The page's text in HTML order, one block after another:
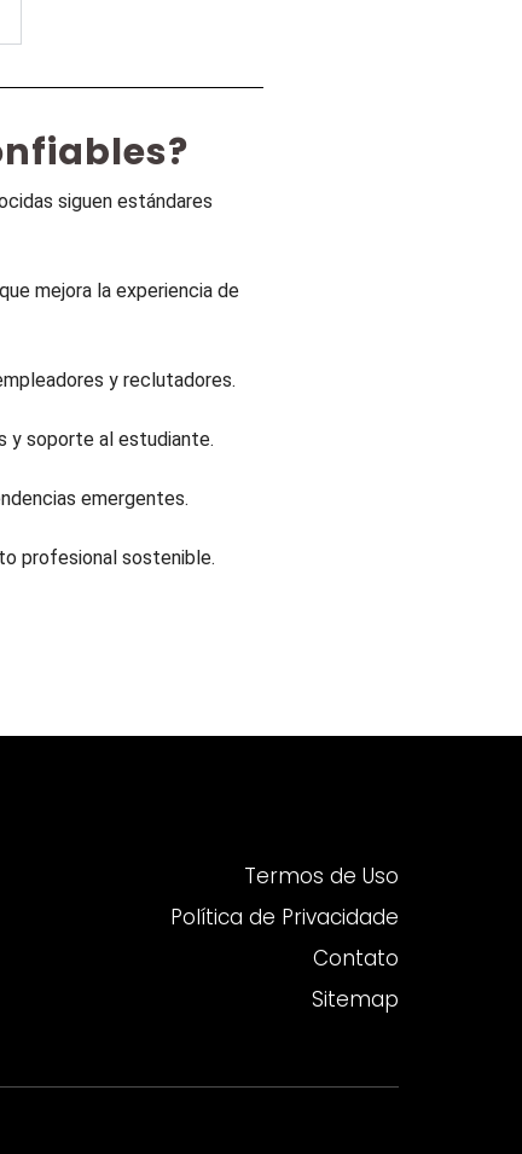
siguen estándares
mejora la experiencia de
y reclutadores.
y soporte al estudiante.
emergentes.
profesional sostenible.
Termos de Uso
Política de Privacidade
Contato
Sitemap